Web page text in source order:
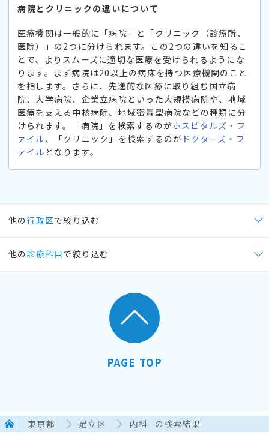
病院とクリニックの違いについて
医療機関は一般的に「病院」と「クリニック（診療所、
医院）」の2つに分けられます。この2つの違いを知るこ
とで、よりスムーズに適切な医療を受けられるようにな
ります。まず病院は20以上の病床を持つ医療機関のこと
を指します。さらに、先進的な医療に取り組む国立病
院、大学病院、企業立病院といった大規模病院や、地域
医療を支える中核病院、地域密着型病院などの種類に分
けられます。「病院」を検索するのがホスピタルズ・フ
ァイル、「クリニック」を検索するのが ドクターズ・フ
ァイル となります。
他の行政区で絞り込む
他の 診療科目で絞り込む
PAGE TOP
東京都 足立区 内科 の検索結果